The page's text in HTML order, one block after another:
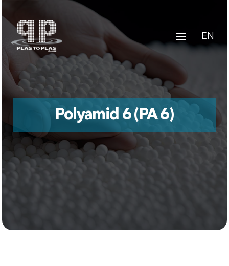
EN
Polyamid 6 (PA 6)